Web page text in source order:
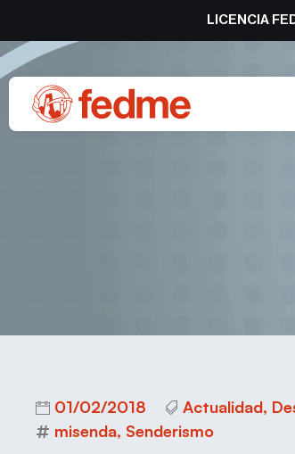
LICENCIA
La FEDME se
01/02/2018 Actualidad,
misenda, Senderismo